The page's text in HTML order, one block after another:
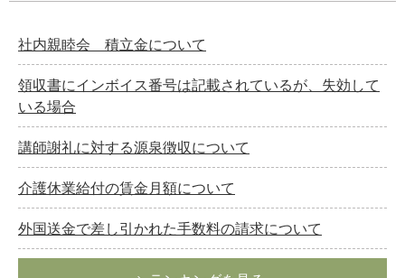
社内親睦会 積立金について
領収書にインボイス番号は記載されているが、失効して
いる場合
講師謝礼に対する源泉徴収について
介護休業給付の賃金月額について
外国送金で差し引かれた手数料の請求について